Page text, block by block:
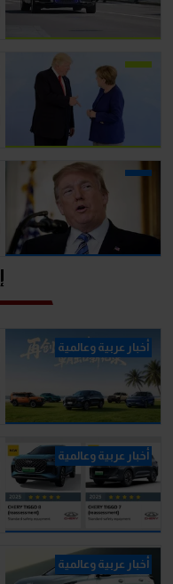
أخبار عربية وعالمية
أخبار عربية وعالمية
أخبار عربية وعالمية